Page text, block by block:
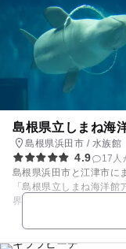
持込OK。季節ごとのイ
楽しい！
島根県立しまね海
島根県浜田市 / 水族館
4.9
17人
島根県浜田市と江津市に
「島根県立しまね海洋
界の海へ…」をコンセプ
♪西日本ではアクアスだ
のペンギンや迫力ある大